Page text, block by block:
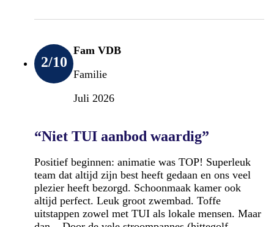
2/10
Fam VDB
Familie
Juli 2026
“Niet TUI aanbod waardig”
Positief beginnen: animatie was TOP! Superleuk
team dat altijd zijn best heeft gedaan en ons veel
plezier heeft bezorgd. Schoonmaak kamer ook
altijd perfect. Leuk groot zwembad. Toffe
uitstappen zowel met TUI als lokale mensen. Maar